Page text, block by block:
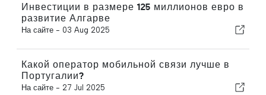
Инвестиции в размере 125 миллионов евро в
развитие Алгарве
На сайте - 03 Aug 2025
Какой оператор мобильной связи лучше в
Португалии?
На сайте - 27 Jul 2025